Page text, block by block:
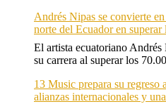
Andrés Nipas se convierte
norte del Ecuador en
El artista ecuatoriano
su carrera al superar los
13 Music prepara su regreso
alianzas internacionales y